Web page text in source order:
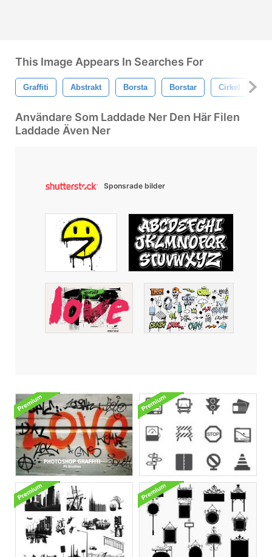
This Image Appears In Searches For
Graffiti Abstrakt Borsta Borstar Cirkel
Användare Som Laddade Ner Den Här Filen
Laddade Även Ner
Sponsrade bilder